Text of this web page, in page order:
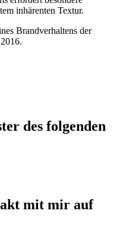
inhärenten Textur.
Brandverhaltens der
des folgenden
mit mir auf